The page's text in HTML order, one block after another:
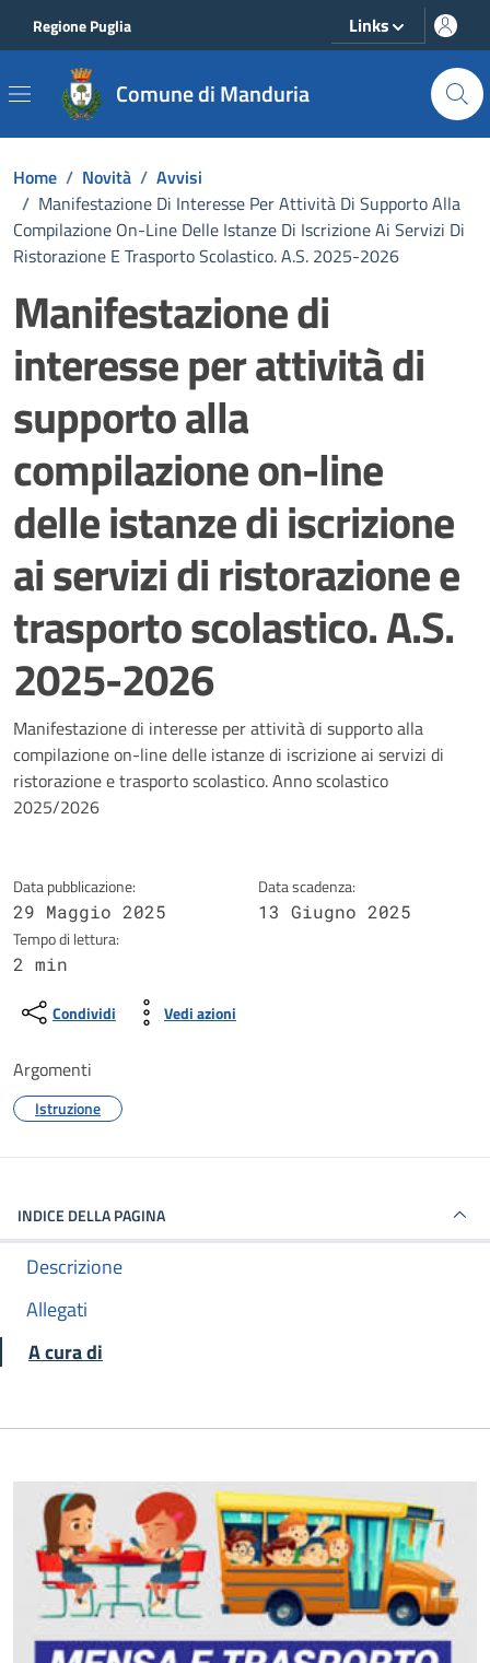
Regione Puglia Links
Comune di Manduria
Home / Novità / Avvisi
/ Manifestazione Di Interesse Per Attività Di Supporto Alla
Compilazione On-Line Delle Istanze Di Iscrizione Ai Servizi Di
Ristorazione E Trasporto Scolastico. A.S. 2025-2026
Manifestazione di
interesse per attività di
supporto alla
compilazione on-line
delle istanze di iscrizione
ai servizi di ristorazione e
trasporto scolastico. A.S.
2025-2026
Dettagli della notizia
Manifestazione di interesse per attività di supporto alla
compilazione on-line delle istanze di iscrizione ai servizi di
ristorazione e trasporto scolastico. Anno scolastico
2025/2026
Data pubblicazione:
29 Maggio 2025
Data scadenza:
13 Giugno 2025
Tempo di lettura:
2 min
Condividi Vedi azioni
Argomenti
Istruzione
INDICE DELLA PAGINA
Descrizione
Allegati
A cura di